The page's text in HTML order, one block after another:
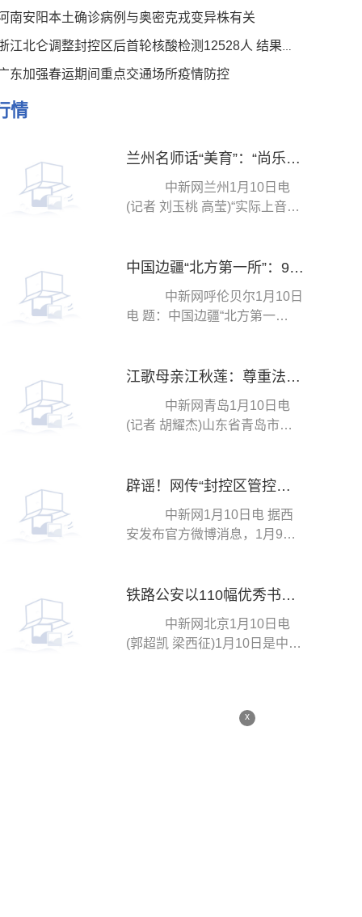
南安阳本土确诊病例与奥密克戎变异株有关
江北仑调整封控区后首轮核酸检测12528人 结果均为阴性
东加强春运期间重点交通场所疫情防控
情
兰州名师话“美育”：“尚乐立人”分层培优 以“美”润教
中新网兰州1月10日电
(记者 刘玉桃 高莹)“实际上音乐
中国边疆“北方第一所”：9名民警守护“生命禁区”
中新网呼伦贝尔1月10日
电 题：中国边疆“北方第一
江歌母亲江秋莲：尊重法院判决，法律认定在我意料之中
中新网青岛1月10日电
(记者 胡耀杰)山东省青岛市城
辟谣！网传“封控区管控区相继解封”通知并非西安
中新网1月10日电 据西
安发布官方微博消息，1月9
铁路公安以110幅优秀书画作品庆祝人民警察节
中新网北京1月10日电
(郭超凯 梁西征)1月10日是中国
x